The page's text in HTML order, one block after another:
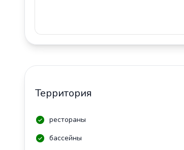
Территория
рестораны
бассейны